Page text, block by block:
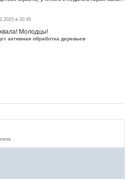
в 20:45
Молодцы!
активная обработка деревьев